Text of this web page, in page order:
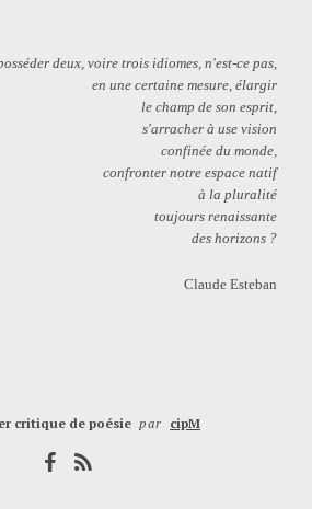
deux, voire trois idiomes, n'est-ce pas,
en une certaine mesure, élargir
le champ de son esprit,
s'arracher à use vision
confinée du monde,
confronter notre espace natif
à la pluralité
toujours renaissante
des horizons ?
Claude Esteban
critique de poésie par cipM